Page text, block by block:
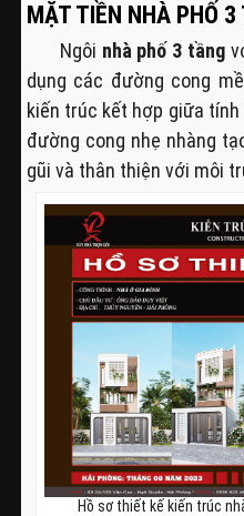
MẶT TIỀN NHÀ PHỐ
Ngôi nhà phố 3 tầng
dụng các đường cong
kiến trúc kết hợp giữa
đường cong nhẹ nhàng
gũi và thân thiện với môi
Hồ sơ thiết kế kiến trúc